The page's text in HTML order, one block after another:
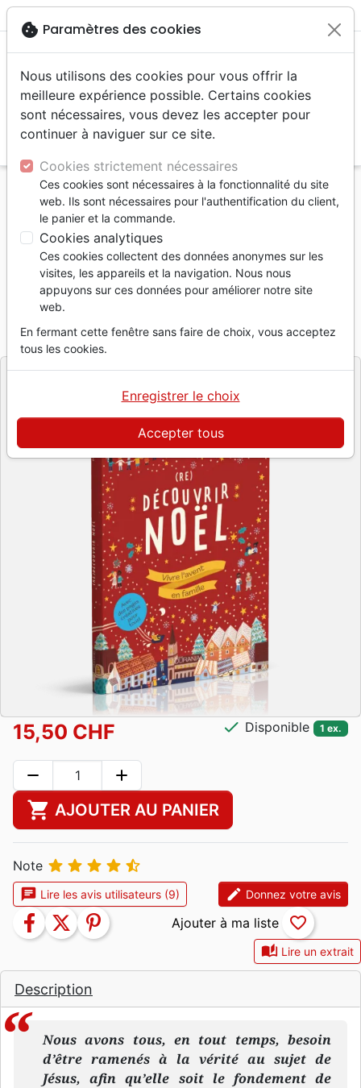
menu
Accueil Livres
Noël et fêtes
(Re)découvrir Noël - Vivre l'avent en famille
(Re)découvrir Noël
Vivre l'avent en famille
Barbara Reaoch
Référence OUR2078
9782889130788
EditeurOurania
auto_stories Lire un extrait
Description
Nous avons tous, en tout temps, besoin
d’être ramenés à la vérité au sujet de
Jésus, afin qu’elle soit le fondement de
15,50 CHF check Disponible 1 ex.
remove add
shopping_cart AJOUTER AU PANIER
Note     
chat Lire les avis utilisateurs (9) edit Donnez votre avis
facebook twitter pinterest favorite_border
cookie Paramètres des cookies
Nous utilisons des cookies pour vous offrir la
meilleure expérience possible. Certains cookies
sont nécessaires, vous devez les accepter pour
continuer à naviguer sur ce site.
Cookies strictement nécessaires
Ces cookies sont nécessaires à la fonctionnalité du site
web. Ils sont nécessaires pour l'authentification du client,
le panier et la commande.
Cookies analytiques
Ces cookies collectent des données anonymes sur les
visites, les appareils et la navigation. Nous nous
appuyons sur ces données pour améliorer notre site
web.
En fermant cette fenêtre sans faire de choix, vous acceptez
tous les cookies.
Accepter tous
Enregistrer le choix